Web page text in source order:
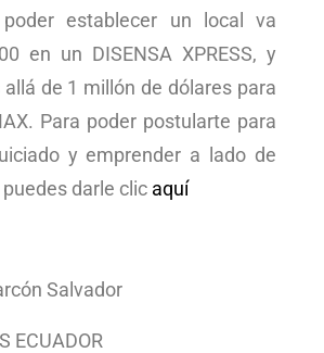
establecer un local va
en un DISENSA XPRESS, y
de 1 millón de dólares para
Para poder postularte para
y emprender a lado de
darle clic aquí
Salvador
ECUADOR